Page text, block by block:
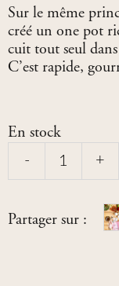
Sur le même
créé un one pot
cuit tout seul
C’est rapide,
En stock
- +
Partager sur :